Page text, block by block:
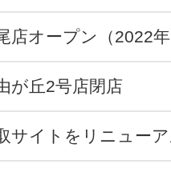
店オープン（2022年
が丘2号店閉店
サイトをリニュー